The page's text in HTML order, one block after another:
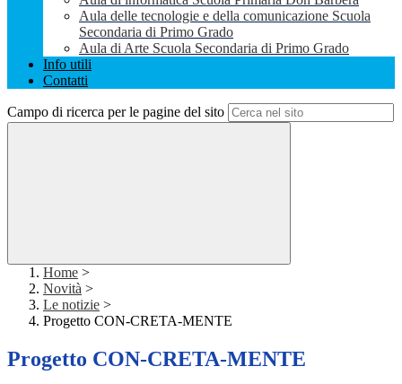
Aula delle tecnologie e della comunicazione Scuola
Secondaria di Primo Grado
Aula di Arte Scuola Secondaria di Primo Grado
Info utili
Contatti
Campo di ricerca per le pagine del sito
Home >
Novità >
Le notizie >
Progetto CON-CRETA-MENTE
Progetto CON-CRETA-MENTE